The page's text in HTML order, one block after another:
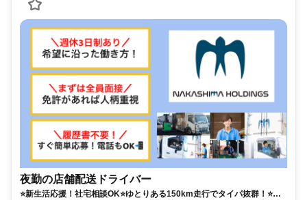
夜勤の店舗配送ドライバー
⭐️新生活応援！社宅相談OK⭐️ゆとりある150km走行でタイパ抜群！⭐️休